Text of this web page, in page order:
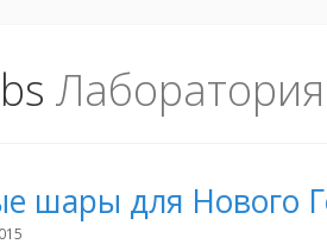
шары для Нового